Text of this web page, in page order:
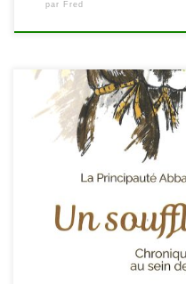
par Fred
Maria Joséphine Gentges-
passé – Chronique d’un
ouvrage, après avoir dressé
évoque son enfance et
bibliothèque.